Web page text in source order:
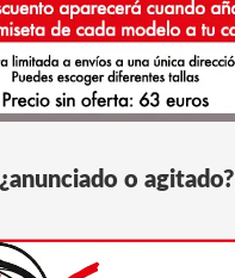
o agitado?